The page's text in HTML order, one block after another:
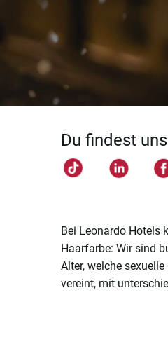
Du findest
Bei Leonardo Hotels
Haarfarbe: Wir sind
Alter, welche
vereint, mit